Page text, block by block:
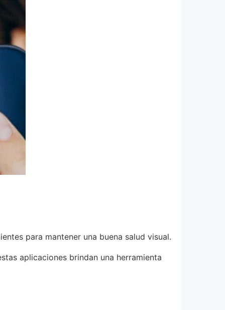
para mantener una buena salud visual.
aplicaciones brindan una herramienta